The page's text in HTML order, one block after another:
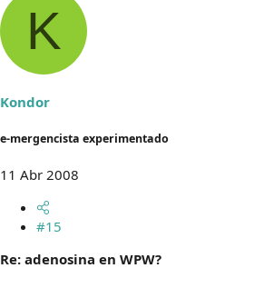
K
Kondor
e-mergencista experimentado
11 Abr 2008
#15
Re: adenosina en WPW?